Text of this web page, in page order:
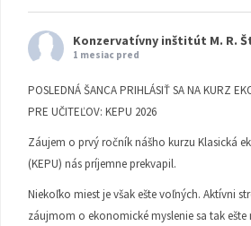
Konzervatívny inštitút M. R.
1 mesiac pred
POSLEDNÁ ŠANCA PRIHLÁSIŤ SA NA KURZ
PRE UČITEĽOV: KEPU 2026
Záujem o prvý ročník nášho kurzu Klasická
(KEPU) nás príjemne prekvapil.
Niekoľko miest je však ešte voľných. Aktívni
záujmom o ekonomické myslenie sa tak